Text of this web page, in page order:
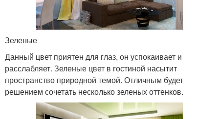
Зеленые
Данный цвет приятен для глаз, он успокаивает и
расслабляет. Зеленые цвет в гостиной насытит
пространство природной темой. Отличным будет
решением сочетать несколько зеленых оттенков.